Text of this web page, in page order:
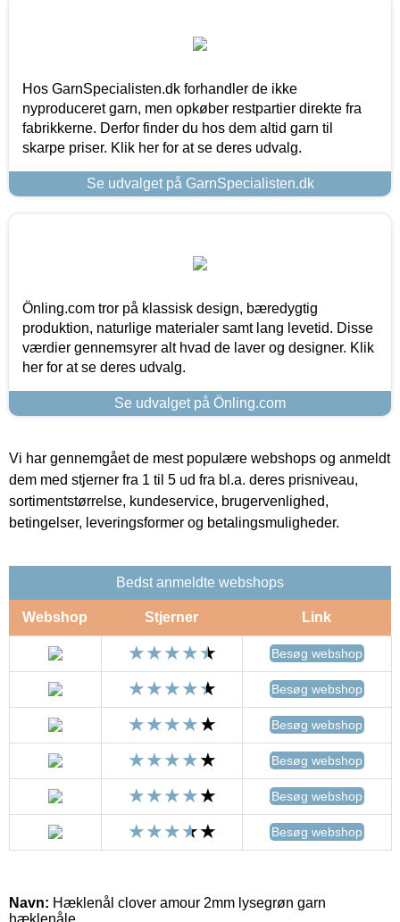
Hos GarnSpecialisten.dk forhandler de ikke
nyproduceret garn, men opkøber restpartier direkte fra
fabrikkerne. Derfor finder du hos dem altid garn til
skarpe priser. Klik her for at se deres udvalg.
Se udvalget på GarnSpecialisten.dk
Önling.com tror på klassisk design, bæredygtig
produktion, naturlige materialer samt lang levetid. Disse
værdier gennemsyrer alt hvad de laver og designer. Klik
her for at se deres udvalg.
Se udvalget på Önling.com
Vi har gennemgået de mest populære webshops og anmeldt
dem med stjerner fra 1 til 5 ud fra bl.a. deres prisniveau,
sortimentstørrelse, kundeservice, brugervenlighed,
betingelser, leveringsformer og betalingsmuligheder.
Bedst anmeldte webshops
Webshop Stjerner Link
Besøg webshop
Besøg webshop
Besøg webshop
Besøg webshop
Besøg webshop
Besøg webshop
Navn: Hæklenål clover amour 2mm lysegrøn garn
hæklenåle